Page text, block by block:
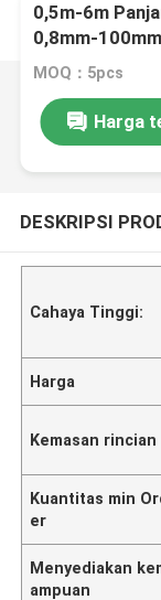
0,5m-6m
0,8mm-
MOQ：5pcs
Harga
DESKRIPSI
Cahaya Tinggi:
Harga
Kemasan rincian
Kuantitas min
er
Menyediakan
ampuan